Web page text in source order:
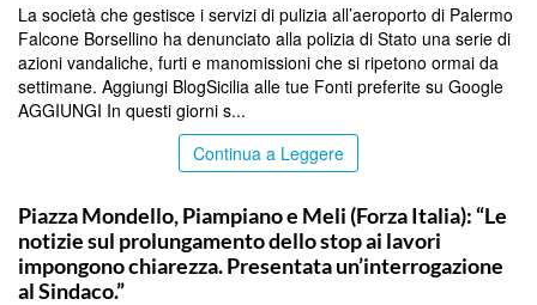
La società che gestisce i servizi di pulizia all’aeroporto di Palermo
Falcone Borsellino ha denunciato alla polizia di Stato una serie di
azioni vandaliche, furti e manomissioni che si ripetono ormai da
settimane. Aggiungi BlogSicilia alle tue Fonti preferite su Google
AGGIUNGI In questi giorni s...
Continua a Leggere
Piazza Mondello, Piampiano e Meli (Forza Italia): “Le
notizie sul prolungamento dello stop ai lavori
impongono chiarezza. Presentata un’interrogazione
al Sindaco.”